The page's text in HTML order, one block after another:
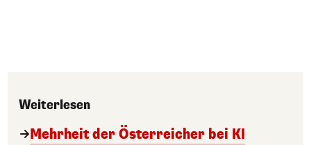
Weiterlesen
Mehrheit der Österreicher bei KI